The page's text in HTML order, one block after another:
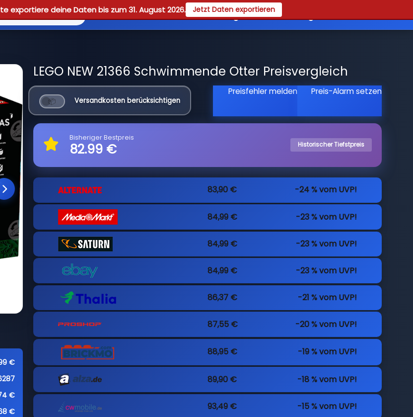
exportiere deine Daten bis zum 31. August 2026. Jetzt Daten exportieren
Reviews Guides Registrieren
€
€
€
LEGO NEW 21366 Schwimmende Otter Preisvergleich
Versandkosten berücksichtigen
Preisfehler melden Preis-Alarm setzen
Bisheriger Bestpreis
82.99 € Historischer Tiefstpreis
83,90 € -24 % vom UVP!
84,99 € -23 % vom UVP!
84,99 € -23 % vom UVP!
84,99 € -23 % vom UVP!
86,37 € -21 % vom UVP!
87,55 € -20 % vom UVP!
88,95 € -19 % vom UVP!
89,90 € -18 % vom UVP!
93,49 € -15 % vom UVP!